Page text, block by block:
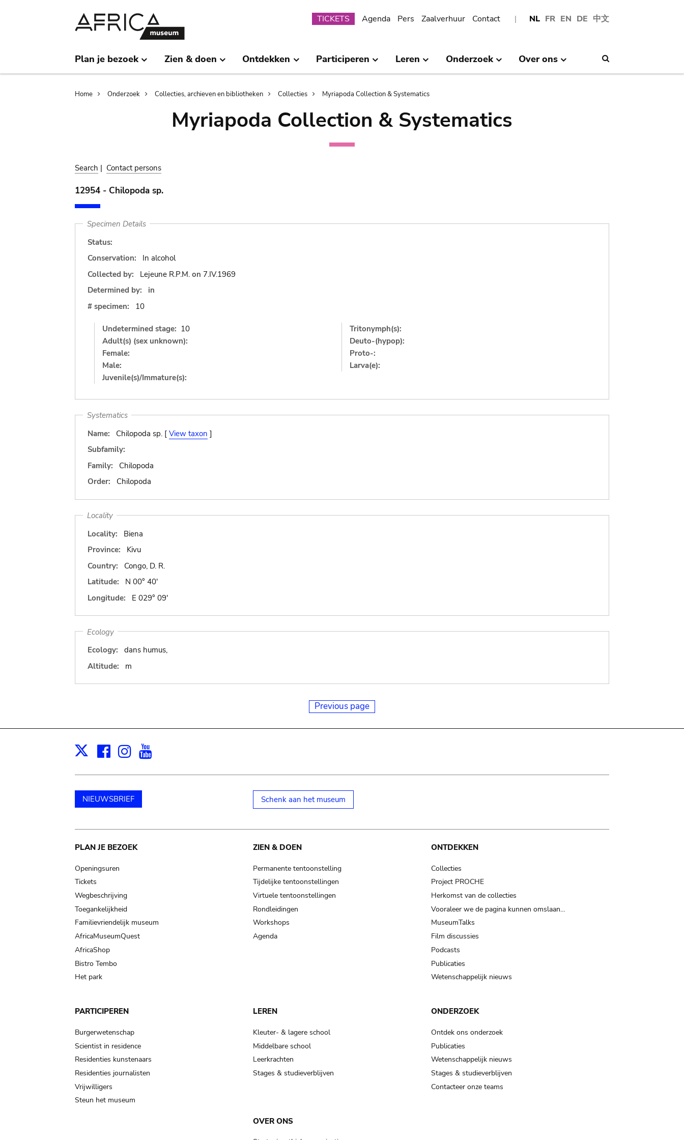
NL FR EN DE 中文
Submenu
TICKETS Agenda Pers Zaalverhuur Contact
Plan je bezoek Zien & doen Ontdekken Participeren Leren Onderzoek Over ons
Breadcrumb
Home Onderzoek Collecties, archieven en bibliotheken Collecties Myriapoda Collection & Systematics
Myriapoda Collection & Systematics
Search | Contact persons
12954 - Chilopoda sp.
Specimen Details
Status:
Conservation:
In alcohol
Collected by:
Lejeune R.P.M. on 7.IV.1969
Determined by:
in
# specimen:
10
Undetermined stage: 10
Adult(s) (sex unknown):
Female:
Male:
Juvenile(s)/Immature(s):
Tritonymph(s):
Deuto-(hypop):
Proto-:
Larva(e):
Systematics
Name:
Chilopoda sp. [ View taxon ]
Subfamily:
Family:
Chilopoda
Order:
Chilopoda
Locality
Locality:
Biena
Province:
Kivu
Country:
Congo, D. R.
Latitude:
N 00° 40'
Longitude:
E 029° 09'
Ecology
Ecology:
dans humus,
Altitude:
m
Previous page
X Facebook
Instagram
NIEUWSBRIEF Schenk aan het museum
Main
navigation
PLAN JE BEZOEK
Openingsuren
Tickets
Wegbeschrijving
Toegankelijkheid
Familievriendelijk museum
AfricaMuseumQuest
AfricaShop
Bistro Tembo
Het park
ZIEN & DOEN
Permanente tentoonstelling
Tijdelijke tentoonstellingen
Virtuele tentoonstellingen
Rondleidingen
Workshops
Agenda
ONTDEKKEN
Collecties
Project PROCHE
Herkomst van de collecties
Vooraleer we de pagina kunnen omslaan…
MuseumTalks
Film discussies
Podcasts
Publicaties
Wetenschappelijk nieuws
PARTICIPEREN
Burgerwetenschap
Scientist in residence
Residenties kunstenaars
Residenties journalisten
Vrijwilligers
Steun het museum
LEREN
Kleuter- & lagere school
Middelbare school
Leerkrachten
Stages & studieverblijven
ONDERZOEK
Ontdek ons onderzoek
Publicaties
Wetenschappelijk nieuws
Stages & studieverblijven
Contacteer onze teams
OVER ONS